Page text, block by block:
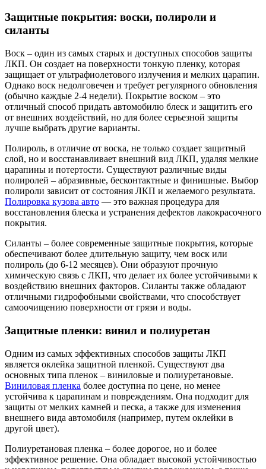
Защитные покрытия: воски, полироли и
силанты
Воск – один из самых старых и доступных способов защиты
ЛКП. Он создает на поверхности тонкую пленку, которая
защищает от ультрафиолетового излучения и мелких царапин.
Однако воск недолговечен и требует регулярного обновления
(обычно каждые 2-4 недели). Покрытие воском – это
отличный способ придать автомобилю блеск и защитить его
от внешних воздействий, но для более серьезной защиты
лучше выбрать другие варианты.
Полироль, в отличие от воска, не только создает защитный
слой, но и восстанавливает внешний вид ЛКП, удаляя мелкие
царапины и потертости. Существуют различные виды
полиролей – абразивные, бесконтактные и финишные. Выбор
полироли зависит от состояния ЛКП и желаемого результата.
Полировка кузова авто — это важная процедура для
восстановления блеска и устранения дефектов лакокрасочного
покрытия.
Силанты – более современные защитные покрытия, которые
обеспечивают более длительную защиту, чем воск или
полироль (до 6-12 месяцев). Они образуют прочную
химическую связь с ЛКП, что делает их более устойчивыми к
воздействию внешних факторов. Силанты также обладают
отличными гидрофобными свойствами, что способствует
самоочищению поверхности от грязи и воды.
Защитные пленки: винил и полиуретан
Одним из самых эффективных способов защиты ЛКП
является оклейка защитной пленкой. Существуют два
основных типа пленок – виниловые и полиуретановые.
Виниловая пленка более доступна по цене, но менее
устойчива к царапинам и повреждениям. Она подходит для
защиты от мелких камней и песка, а также для изменения
внешнего вида автомобиля (например, путем оклейки в
другой цвет).
Полиуретановая пленка – более дорогое, но и более
эффективное решение. Она обладает высокой устойчивостью